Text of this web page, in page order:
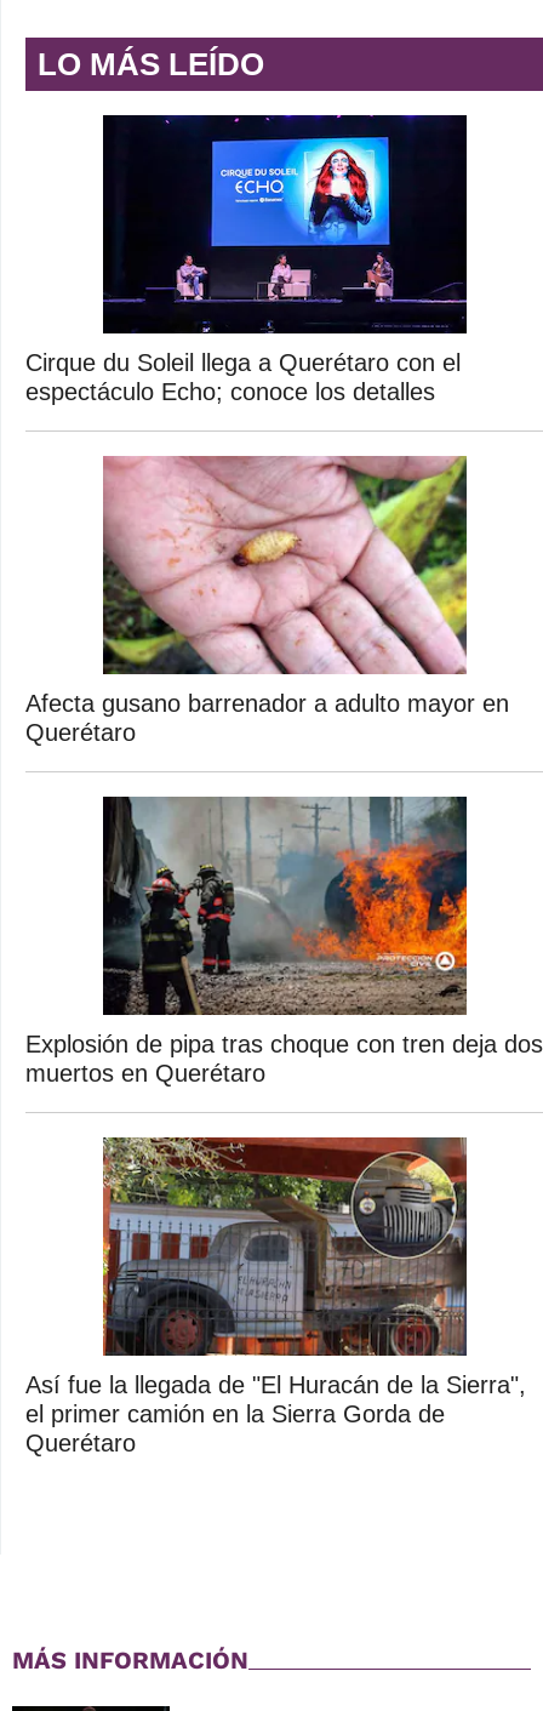
LO MÁS LEÍDO
Cirque du Soleil llega a Querétaro con el
espectáculo Echo; conoce los detalles
Afecta gusano barrenador a adulto mayor en
Querétaro
Explosión de pipa tras choque con tren deja dos
muertos en Querétaro
Así fue la llegada de "El Huracán de la Sierra",
el primer camión en la Sierra Gorda de
Querétaro
MÁS INFORMACIÓN